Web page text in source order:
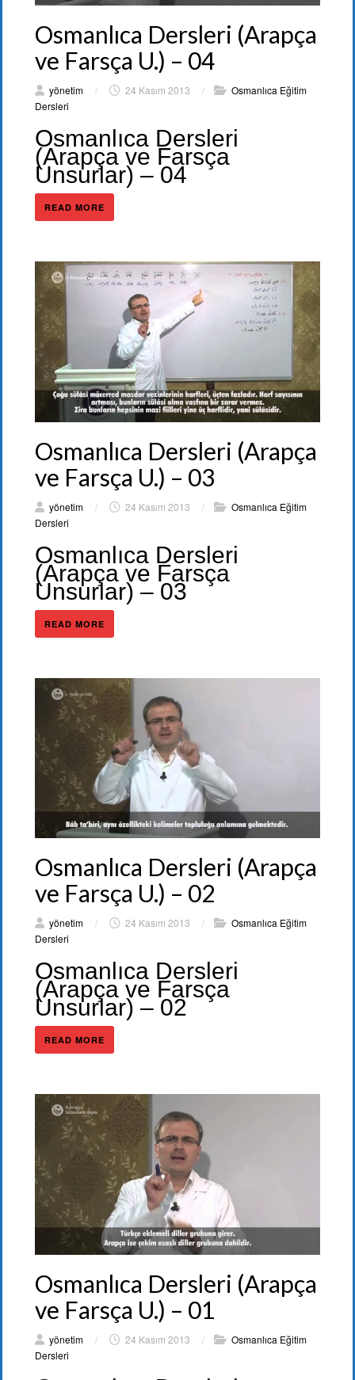
Osmanlıca Dersleri (Arapça
ve Farsça U.) – 04
yönetim / 24 Kasım 2013 /
Osmanlıca Eğitim
Dersleri
Osmanlıca Dersleri
(Arapça ve Farsça
Unsurlar) – 04
READ MORE
Osmanlıca Dersleri (Arapça
ve Farsça U.) – 03
yönetim / 24 Kasım 2013 /
Osmanlıca Eğitim
Dersleri
Osmanlıca Dersleri
(Arapça ve Farsça
Unsurlar) – 03
READ MORE
Osmanlıca Dersleri (Arapça
ve Farsça U.) – 02
yönetim / 24 Kasım 2013 /
Osmanlıca Eğitim
Dersleri
Osmanlıca Dersleri
(Arapça ve Farsça
Unsurlar) – 02
READ MORE
Osmanlıca Dersleri (Arapça
ve Farsça U.) – 01
yönetim / 24 Kasım 2013 /
Osmanlıca Eğitim
Dersleri